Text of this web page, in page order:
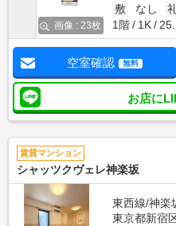
画像 : 23枚
敷
なし
1階
1K
空室確認 無料
お店に
賃貸マンション
シャッツクヴェレ神楽坂
東西線/神楽
東京都新宿